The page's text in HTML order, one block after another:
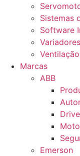
Sistemas
Software
Ventilação
Marcas
ABB
Emerson